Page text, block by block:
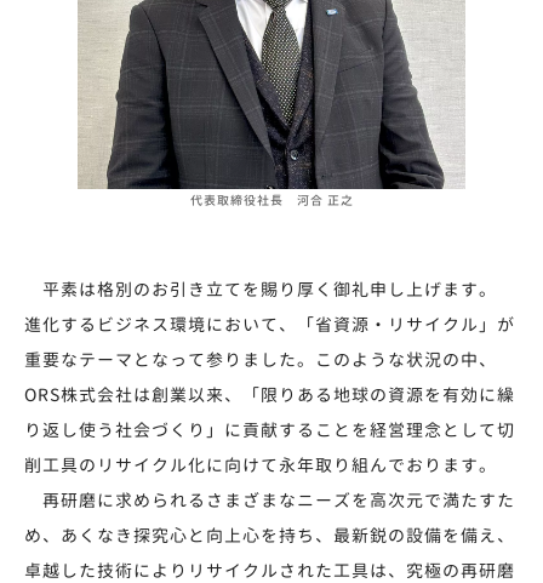
代表取締役社長 河合 正之
平素は格別のお引き立てを賜り厚く御礼申し上げます。
進化するビジネス環境において、「省資源・リサイクル」が
重要なテーマとなって参りました。このような状況の中、
ORS株式会社は創業以来、「限りある地球の資源を有効に繰
り返し使う社会づくり」に貢献することを経営理念として切
削工具のリサイクル化に向けて永年取り組んでおります。
再研磨に求められるさまざまなニーズを高次元で満たすた
め、あくなき探究心と向上心を持ち、最新鋭の設備を備え、
卓越した技術によりリサイクルされた工具は、究極の再研磨